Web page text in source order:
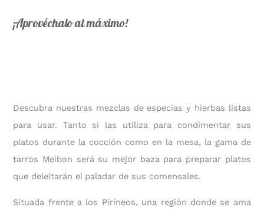
¡Aprovéchalo al máximo!
Descubra nuestras mezclas de especias y hierbas listas
para usar. Tanto si las utiliza para condimentar sus
platos durante la cocción como en la mesa, la gama de
tarros Meibon será su mejor baza para preparar platos
que deleitarán el paladar de sus comensales.
Situada frente a los Pirineos, una región donde se ama